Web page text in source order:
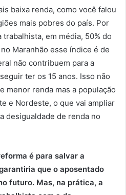
baixa renda, como você falou
mais pobres do país. Por
em média, 50% do
Maranhão esse índice é de
não contribuem para a
ter os 15 anos. Isso não
menor renda mas a população
e Nordeste, o que vai ampliar
desigualdade de renda no
é para salvar a
que o aposentado
futuro. Mas, na prática, a